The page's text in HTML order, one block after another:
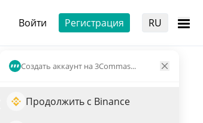
Войти Регистрация RU
Создать аккаунт на 3Commas...
Продолжить с Binance